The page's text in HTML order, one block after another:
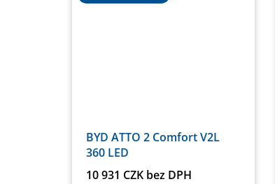
BYD ATTO 2 Comfort V2L
360 LED
10 931 CZK bez DPH